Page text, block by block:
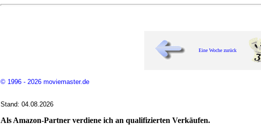
Eine Woche zurück
© 1996 - 2026 moviemaster.de
Stand: 04.08.2026
Als Amazon-Partner verdiene ich an qualifizierten Verkäufen.